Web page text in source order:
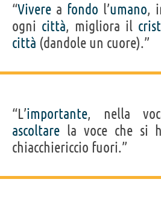
“Vivere a fondo l’umano,
ogni città, migliora il
città (dandole un cuore).”
“L’importante, nella
ascoltare la voce che si
chiacchiericcio fuori.”